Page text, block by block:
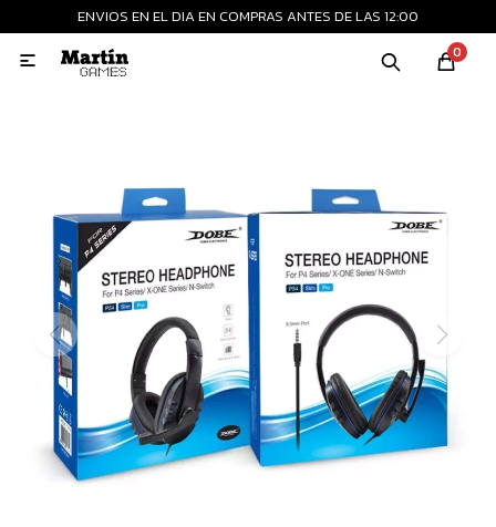
ENVIOS EN EL DIA EN COMPRAS ANTES DE LAS 12:00
0

MI CUENTA
Consolas nuevas
Consolas recertificadas
Juegos
Accesorios